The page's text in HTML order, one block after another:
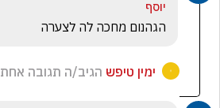
יוסף
הגהנום מחכה לה לצערה
ימין טיפש הגיב/ה תגובה אחת